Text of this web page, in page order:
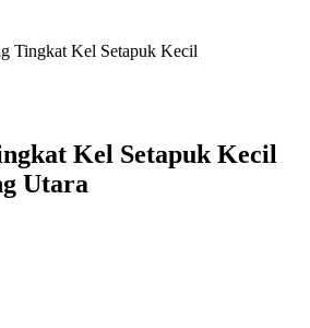
Tingkat Kel Setapuk Kecil
Kel Setapuk Kecil
Utara